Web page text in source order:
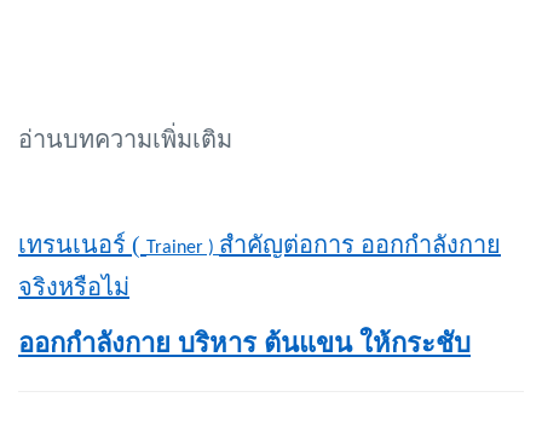
อ่านบทความเพิ่มเติม
เทรนเนอร์ ( Trainer ) สำคัญต่อการ ออกกำลังกาย
จริงหรือไม่
ออกกำลังกาย บริหาร ต้นแขน ให้กระชับ